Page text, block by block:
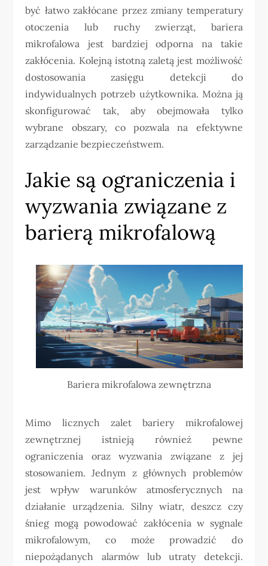
być łatwo zakłócane przez zmiany temperatury
otoczenia lub ruchy zwierząt, bariera
mikrofalowa jest bardziej odporna na takie
zakłócenia. Kolejną istotną zaletą jest możliwość
dostosowania zasięgu detekcji do
indywidualnych potrzeb użytkownika. Można ją
skonfigurować tak, aby obejmowała tylko
wybrane obszary, co pozwala na efektywne
zarządzanie bezpieczeństwem.
Jakie są ograniczenia i
wyzwania związane z
barierą mikrofalową
Bariera mikrofalowa zewnętrzna
Mimo licznych zalet bariery mikrofalowej
zewnętrznej istnieją również pewne
ograniczenia oraz wyzwania związane z jej
stosowaniem. Jednym z głównych problemów
jest wpływ warunków atmosferycznych na
działanie urządzenia. Silny wiatr, deszcz czy
śnieg mogą powodować zakłócenia w sygnale
mikrofalowym, co może prowadzić do
niepożądanych alarmów lub utraty detekcji.